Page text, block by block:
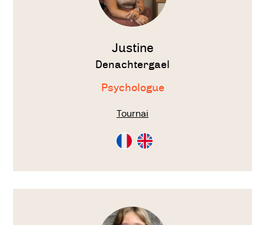
Justine
Denachtergael
Psychologue
Tournai
Consultation
en
Consultation
en
Voir